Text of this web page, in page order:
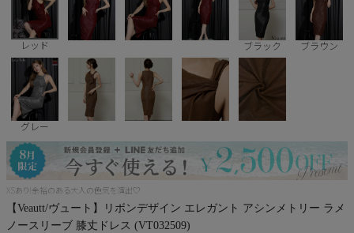
COMEX
Rechercher
Pleaser
レッド ブラック ブラウン
グレー
XSあり!余裕のある大人の色気を演出♡
【Veautt/ヴュート】リボンデザイン エレガント アシンメトリー ラメ
ノースリーブ 膝丈ドレス (VT032509)